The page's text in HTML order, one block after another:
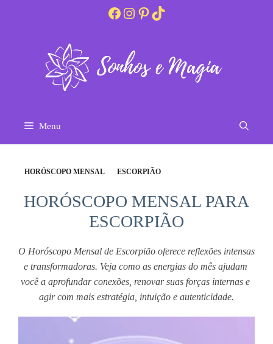
Facebook
Instagram
Pinterest
TikTok
Menu
HORÓSCOPO MENSAL ESCORPIÃO
HORÓSCOPO MENSAL PARA
ESCORPIÃO
O Horóscopo Mensal de Escorpião oferece reflexões intensas
e transformadoras. Veja como as energias do mês ajudam
você a aprofundar conexões, renovar suas forças internas e
agir com mais estratégia, intuição e autenticidade.